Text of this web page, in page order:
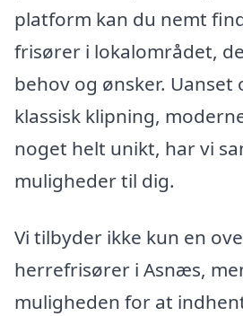
platform kan du nemt
frisører i lokalområdet,
behov og ønsker. Uanset
klassisk klipning,
noget helt unikt, har vi
muligheder til dig.
Vi tilbyder ikke kun en
herrefrisører i Asnæs,
muligheden for at